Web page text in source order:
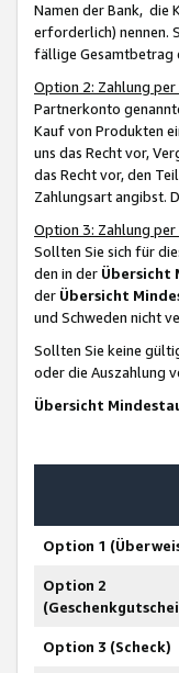
Namen der Bank, die
erforderlich) nennen.
fällige Gesamtbetrag
Option 2: Zahlung per
Partnerkonto
Kauf von Produkten
uns das Recht vor,
das Recht vor, den
Zahlungsart angibst.
Option 3: Zahlung per
Sollten Sie sich für
den in der Übersicht
der Übersicht
und Schweden nicht
Sollten Sie keine
oder die Auszahlung
Übersicht
Option 1
Option 2
Option 3 (Scheck)